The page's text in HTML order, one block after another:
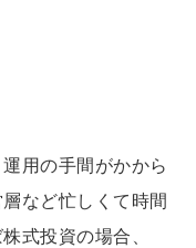
用の手間がかから
など忙しくて時間
式投資の場合、